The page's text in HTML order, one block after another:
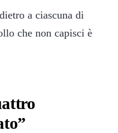
a ciascuna di
che non capisci è